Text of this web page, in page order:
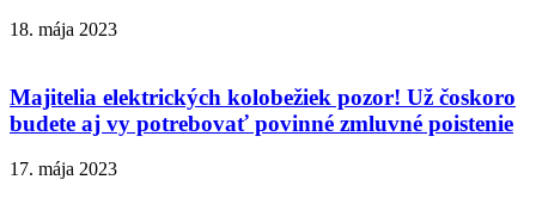
18. mája 2023
Majitelia elektrických kolobežiek pozor! Už čoskoro
budete aj vy potrebovať povinné zmluvné poistenie
17. mája 2023